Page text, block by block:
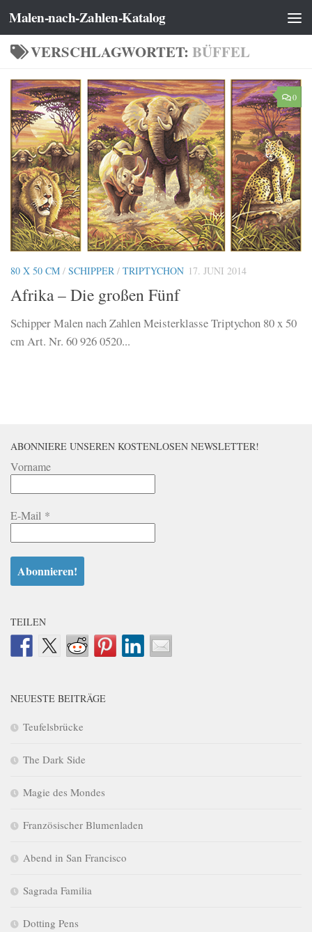
Zum Inhalt springen
Malen-nach-Zahlen-Katalog
VERSCHLAGWORTET: BÜFFEL
0
80 X 50 CM / SCHIPPER / TRIPTYCHON 17. JUNI 2014
Afrika – Die großen Fünf
Schipper Malen nach Zahlen Meisterklasse Triptychon 80 x 50
cm Art. Nr. 60 926 0520...
ABONNIERE UNSEREN KOSTENLOSEN NEWSLETTER!
Vorname
E-Mail *
TEILEN
NEUESTE BEITRÄGE
Teufelsbrücke
The Dark Side
Magie des Mondes
Französischer Blumenladen
Abend in San Francisco
Sagrada Familia
Dotting Pens